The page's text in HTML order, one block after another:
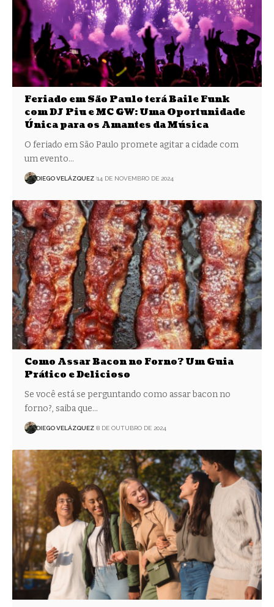
Feriado em São Paulo terá Baile Funk
com DJ Piu e MC GW: Uma Oportunidade
Única para os Amantes da Música
O feriado em São Paulo promete agitar a cidade com
um evento…
DIEGO VELÁZQUEZ 14 DE NOVEMBRO DE 2024
Como Assar Bacon no Forno? Um Guia
Prático e Delicioso
Se você está se perguntando como assar bacon no
forno?, saiba que…
DIEGO VELÁZQUEZ 8 DE OUTUBRO DE 2024